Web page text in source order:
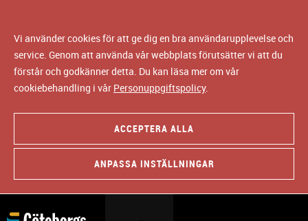
Vi använder cookies för att ge dig en bra användarupplevelse och
service. Genom att använda vår webbplats förutsätter vi att du
förstår och godkänner detta. Du kan läsa mer om vår
cookiebehandling i vår Personuppgiftspolicy.
ACCEPTERA ALLA
ANPASSA INSTÄLLNINGAR